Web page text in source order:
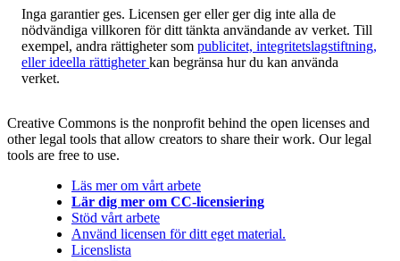
Inga garantier ges. Licensen ger eller ger dig inte alla de
nödvändiga villkoren för ditt tänkta användande av verket. Till
exempel, andra rättigheter som publicitet, integritetslagstiftning,
eller ideella rättigheterkan begränsa hur du kan använda
verket.
Creative Commons is the nonprofit behind the open licenses and
other legal tools that allow creators to share their work. Our legal
tools are free to use.
Läs mer om vårt arbete
Lär dig mer om CC-licensiering
Stöd vårt arbete
Använd licensen för ditt eget material.
Licenslista